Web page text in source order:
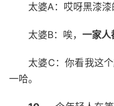
太婆A：哎呀黑漆漆
太婆B：唉， 一家人
太婆C：你看我这个
一哈。